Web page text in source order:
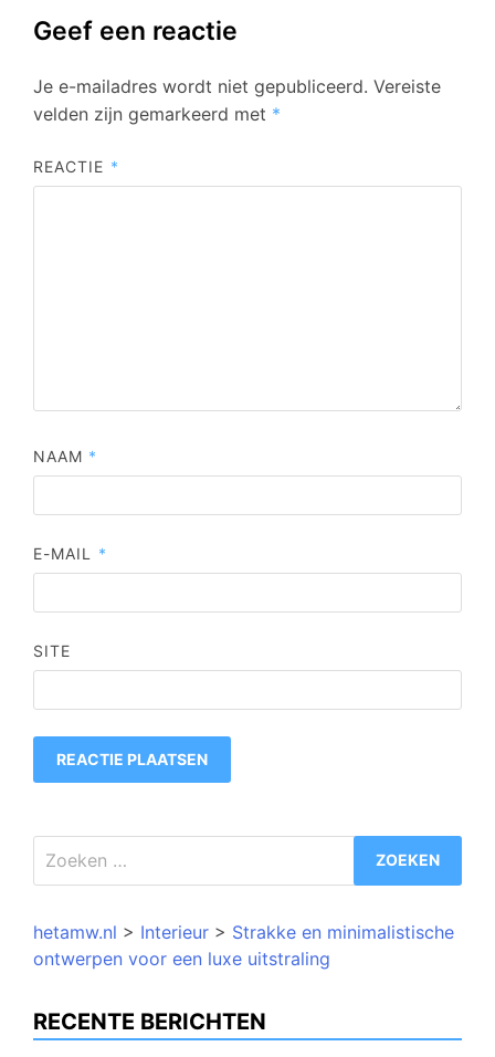
Geef een reactie
Je e-mailadres wordt niet gepubliceerd. Vereiste
velden zijn gemarkeerd met *
REACTIE *
NAAM *
E-MAIL *
SITE
naar:
hetamw.nl > Interieur > Strakke en minimalistische
ontwerpen voor een luxe uitstraling
RECENTE BERICHTEN